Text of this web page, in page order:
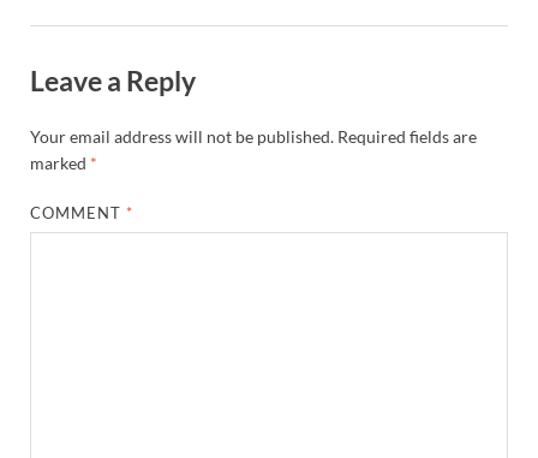
Leave a Reply
Your email address will not be published. Required fields are
marked *
COMMENT *